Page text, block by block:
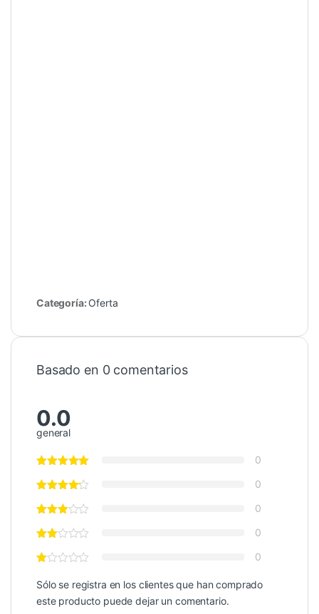
Categoría: Oferta
Basado en 0 comentarios
0.0
general
0
0
0
0
0
Sólo se registra en los clientes que han comprado
este producto puede dejar un comentario.